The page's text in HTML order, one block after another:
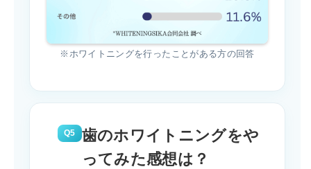
※ホワイトニングを行ったことがある方の回答
Q5
歯のホワイトニングをや
ってみた感想は？